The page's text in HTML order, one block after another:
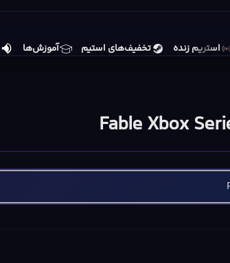
استریم زنده تخفیف‌های استیم آموزش‌ها